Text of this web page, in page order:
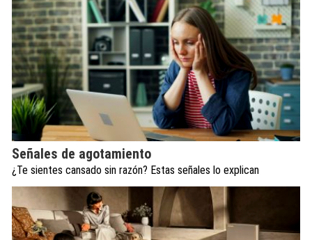
Señales de agotamiento
¿Te sientes cansado sin razón? Estas señales lo explican